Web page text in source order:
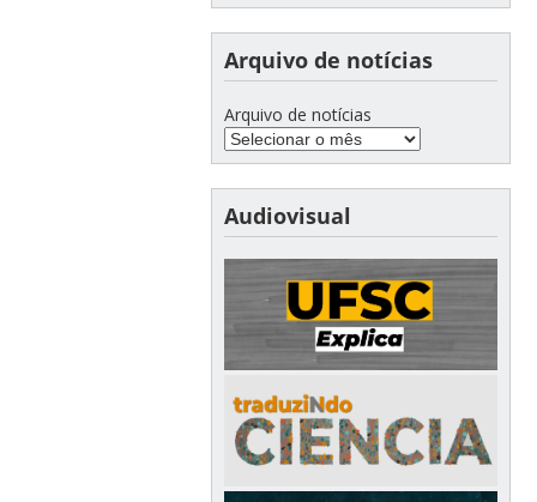
Arquivo de notícias
Arquivo de notícias
Audiovisual